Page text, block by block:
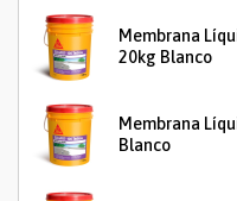
Membrana
20kg Blanco
Membrana
Blanco